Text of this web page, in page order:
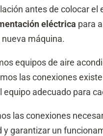
antes de colocar
eléctrica para
máquina.
equipos de aire
las conexiones
equipo adecuado para
las conexiones
y garantizar un